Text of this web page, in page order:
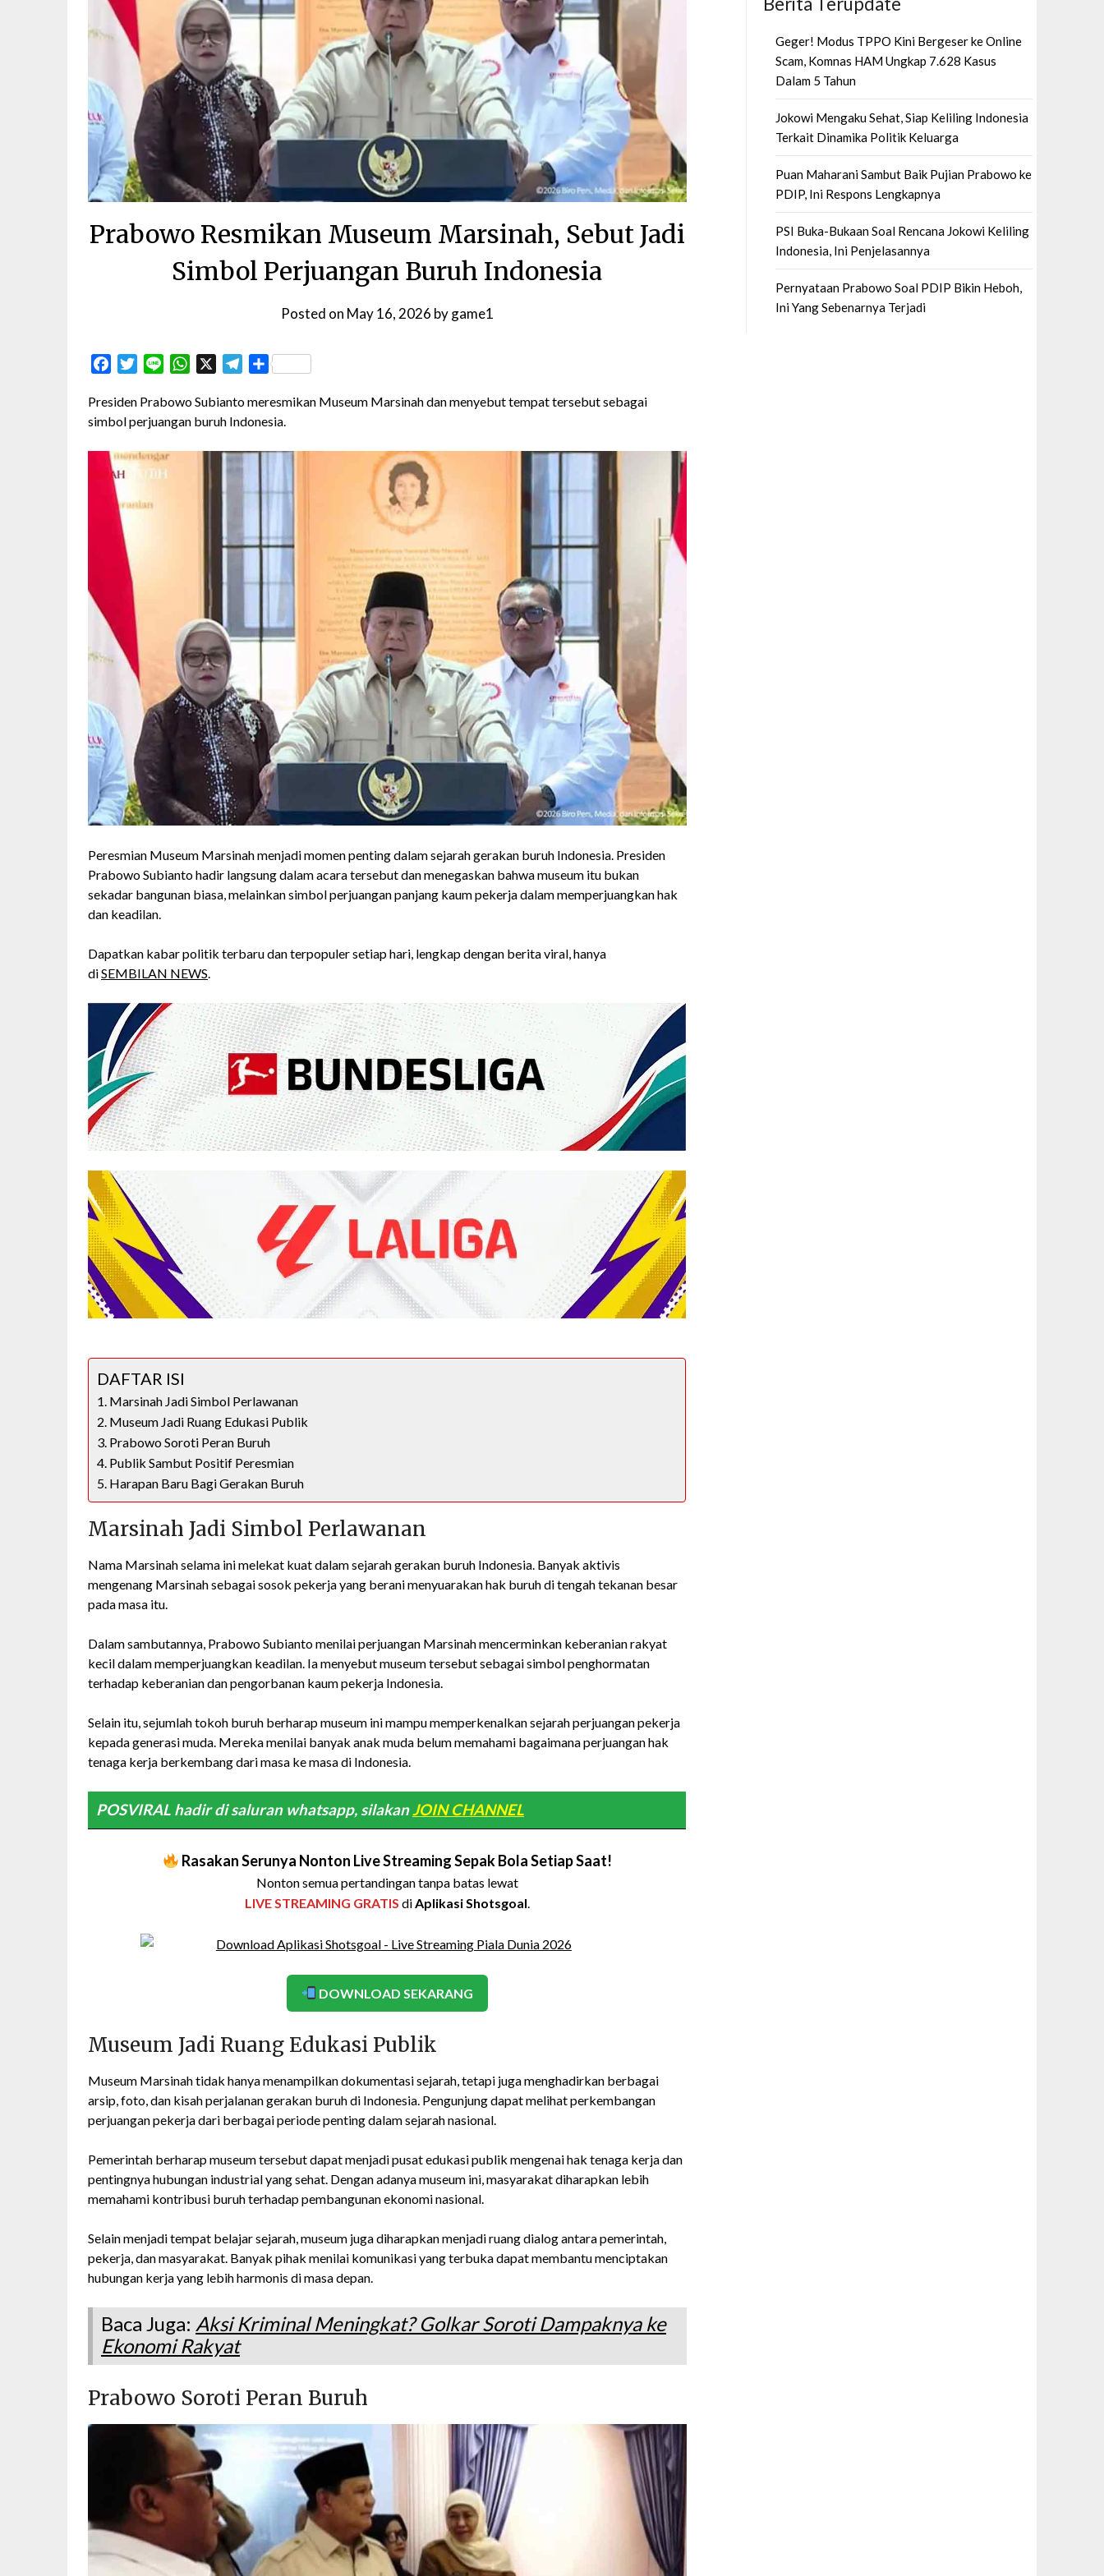
Prabowo Resmikan Museum Marsinah, Sebut Jadi
Simbol Perjuangan Buruh Indonesia
Posted on May 16, 2026 bygame1
FacebookTwitterLine WhatsApp Telegram
Share
Presiden Prabowo Subianto meresmikan Museum Marsinah dan menyebut tempat tersebut sebagai
simbol perjuangan buruh Indonesia.
Peresmian Museum Marsinah menjadi momen penting dalam sejarah gerakan buruh Indonesia. Presiden
Prabowo Subiantohadir langsung dalam acara tersebut dan menegaskan bahwa museum itu bukan
sekadar bangunan biasa, melainkan simbol perjuangan panjang kaum pekerja dalam memperjuangkan hak
dan keadilan.
Dapatkan kabar politik terbaru dan terpopuler setiap hari, lengkap dengan berita viral, hanya
diSEMBILAN NEWS
DAFTAR ISI
Marsinah Jadi Simbol Perlawanan
Museum Jadi Ruang Edukasi Publik
Prabowo Soroti Peran Buruh
Publik Sambut Positif Peresmian
Harapan Baru Bagi Gerakan Buruh
Marsinah Jadi Simbol Perlawanan
Nama Marsinah selama ini melekat kuat dalam sejarah gerakan buruh Indonesia. Banyak aktivis
mengenang Marsinah sebagai sosok pekerja yang berani menyuarakan hak buruh di tengah tekanan besar
pada masa itu.
Dalam sambutannya, Prabowo Subianto menilai perjuangan Marsinah mencerminkan keberanian rakyat
kecil dalam memperjuangkan keadilan. Ia menyebut museum tersebut sebagai simbol penghormatan
terhadap keberanian dan pengorbanan kaum pekerja Indonesia.
Selain itu, sejumlah tokoh buruh berharap museum ini mampu memperkenalkan sejarah perjuangan pekerja
kepada generasi muda. Mereka menilai banyak anak muda belum memahami bagaimana perjuangan hak
tenaga kerja berkembang dari masa ke masa di Indonesia.
POSVIRAL hadir di saluran whatsapp, silakanJOIN CHANNEL
Rasakan Serunya Nonton Live Streaming Sepak Bola Setiap Saat!
Nonton semua pertandingan tanpa batas lewat
LIVE STREAMING GRATIS di Aplikasi Shotsgoal
DOWNLOAD SEKARANG
Museum Jadi Ruang Edukasi Publik
Museum Marsinah tidak hanya menampilkan dokumentasi sejarah, tetapi juga menghadirkan berbagai
arsip, foto, dan kisah perjalanan gerakan buruh di Indonesia. Pengunjung dapat melihat perkembangan
perjuangan pekerja dari berbagai periode penting dalam sejarah nasional.
Pemerintah berharap museum tersebut dapat menjadi pusat edukasi publik mengenai hak tenaga kerja dan
pentingnya hubungan industrial yang sehat. Dengan adanya museum ini, masyarakat diharapkan lebih
memahami kontribusi buruh terhadap pembangunan ekonomi nasional.
Selain menjadi tempat belajar sejarah, museum juga diharapkan menjadi ruang dialog antara pemerintah,
pekerja, dan masyarakat. Banyak pihak menilai komunikasi yang terbuka dapat membantu menciptakan
hubungan kerja yang lebih harmonis di masa depan.
Baca Juga: Aksi Kriminal Meningkat? Golkar Soroti Dampaknya ke
Ekonomi Rakyat
Prabowo Soroti Peran Buruh
Geger! Modus TPPO Kini Bergeser ke Online
Scam, Komnas HAM Ungkap 7.628 Kasus
Dalam 5 Tahun
Jokowi Mengaku Sehat, Siap Keliling Indonesia
Terkait Dinamika Politik Keluarga
Puan Maharani Sambut Baik Pujian Prabowo ke
PDIP, Ini Respons Lengkapnya
PSI Buka-Bukaan Soal Rencana Jokowi Keliling
Indonesia, Ini Penjelasannya
Pernyataan Prabowo Soal PDIP Bikin Heboh,
Ini Yang Sebenarnya Terjadi